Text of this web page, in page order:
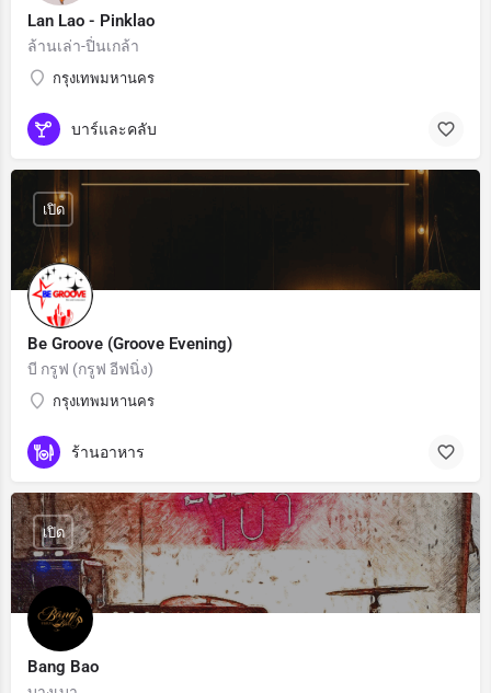
Lan Lao - Pinklao
ล้านเล่า-ปิ่นเกล้า
กรุงเทพมหานคร
บาร์และคลับ
Be Groove (Groove Evening)
บี กรูฟ (กรูฟ อีฟนิ่ง)
กรุงเทพมหานคร
เปิด
ร้านอาหาร
Bang Bao
เปิด